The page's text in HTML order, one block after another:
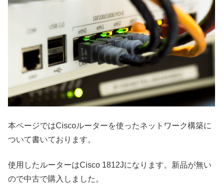
本ページではCiscoルーターを使ったネットワーク構築に
ついて書いております。
使用したルーターはCisco 1812Jになります。新品が無い
ので中古で購入しました。